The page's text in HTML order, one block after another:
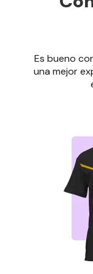
Es bueno
una mejor